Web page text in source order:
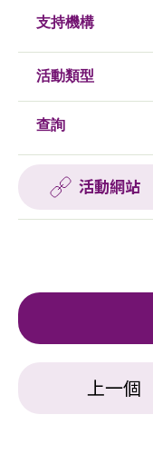
支持機構
活動類型
查詢
活動網站
上一個